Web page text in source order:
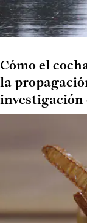
Cómo el
la
investigación